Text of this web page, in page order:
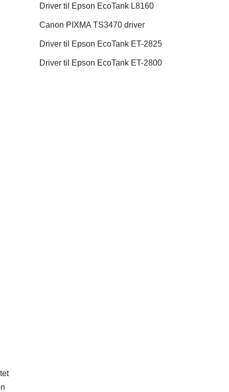
Driver til Epson EcoTank L8160
Canon PIXMA TS3470 driver
Driver til Epson EcoTank ET-2825
Driver til Epson EcoTank ET-2800